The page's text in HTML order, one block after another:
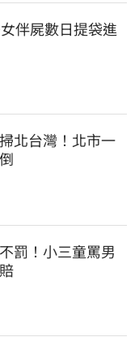
伴屍數日提袋進
北台灣！北市一
罰！小三童罵男